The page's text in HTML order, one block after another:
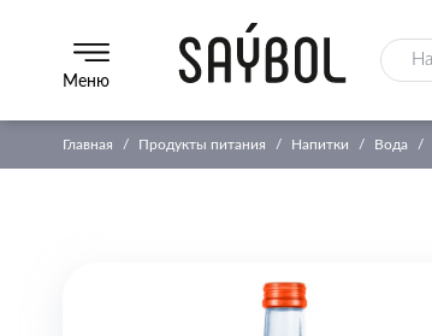
Меню
Главная Продукты питания Напитки Вода